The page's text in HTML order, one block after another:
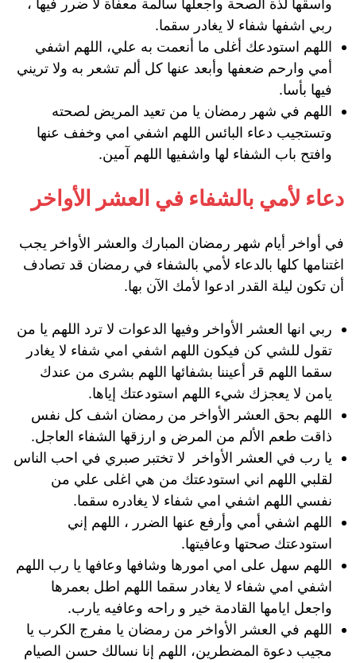
واسقها لذة الصحة واجعلها سالمة معفاة لا ضرر فيها ،
ربي اشفها شفاء لا يغادر سقما.
اللهم استودعك أغلى ما أنعمت به علي، اللهم اشفي
أمي وارحم ضعفها وأبعد عنها كل ألم تشعر به ولا تريني
فيها بأسا.
اللهم في شهر رمضان يا من تعيد المريض لصحته
وتستجيب دعاء البائس اللهم اشفي امي وخفف عنها
وافتح باب الشفاء لها واشفيها اللهم آمين.
دعاء لأمي بالشفاء في العشر الأواخر
في أواخر أيام شهر رمضان المبارك والعشر الأواخر يجب
اغتنامها كلها بالدعاء لأمي بالشفاء في رمضان قد تصادف
أن تكون ليلة القدر ادعوا لأمك الآن بها.
ربي انها العشر الأواخر وفيها الدعوات لا ترد اللهم يا من
تقول للشي كن فيكون اللهم اشفي امي شفاء لا يغادر
سقما اللهم قر أعيننا بشفائها اللهم بشرى من عندك
يامن لا يعجزك شيء اللهم استودعتك إياها.
اللهم بحق العشر الأواخر من رمضان اشف كل نفس
ذاقت طعم الألم من المرض و ارزقها الشفاء العاجل.
يا رب في العشر الأواخر لا تختبر صبري في احب الناس
لقلبي اللهم اني استودعتك من هي اغلى علي من
نفسي اللهم اشفي امي شفاء لا يغادره سقما.
اللهم اشفي أمي وأرفع عنها الضرر ، اللهم إني
استودعتك صحتها وعافيتها.
اللهم سهل على امي امورها وشافها وعافها يا رب اللهم
اشفي امي شفاء لا يغادر سقما اللهم اطل بعمرها
واجعل ايامها القادمة خير و راحه وعافيه يارب.
اللهم في العشر الأواخر من رمضان يا مفرج الكرب يا
مجيب دعوة المضطرين، اللهم إنا نسالك حسن الصيام